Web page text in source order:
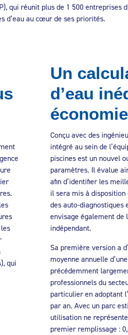
qui réunit plus de 1 500
d’eau au cœur de ses priorités.
qui
Un
d’eau
Conçu avec des
intégré au sein de
piscines est un nouvel
paramètres. Il évalue
afin d’identifier les
il sera mis à
des auto-diagnostiques
envisage également de
indépendant.
Sa première version a
moyenne annuelle
précédemment
professionnels du
particulier en adoptant
par an. Avec un parc
utilisation ne
premier remplissage :